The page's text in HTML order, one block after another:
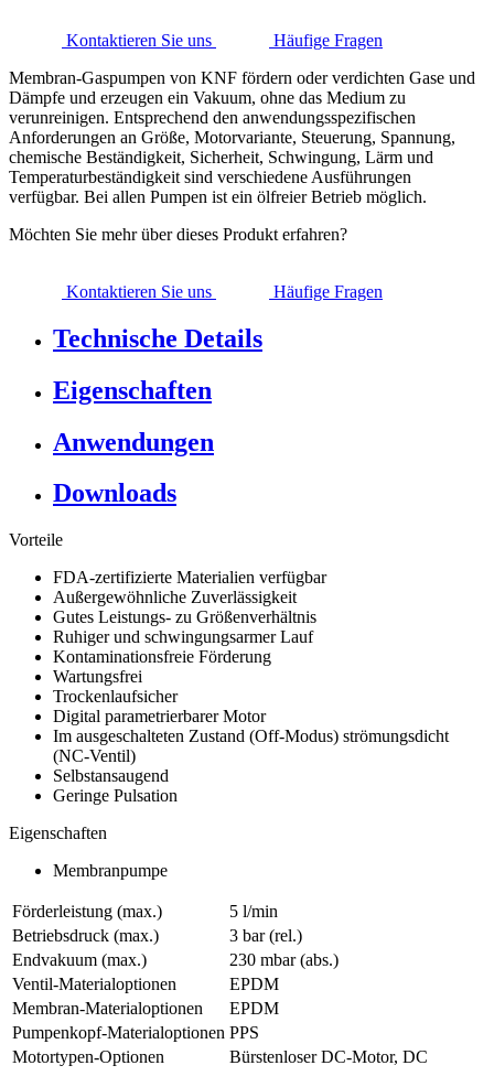
Kontaktieren Sie uns
Häufige Fragen
Membran-Gaspumpen von KNF fördern oder verdichten Gase und
Dämpfe und erzeugen ein Vakuum, ohne das Medium zu
verunreinigen. Entsprechend den anwendungsspezifischen
Anforderungen an Größe, Motorvariante, Steuerung, Spannung,
chemische Beständigkeit, Sicherheit, Schwingung, Lärm und
Temperaturbeständigkeit sind verschiedene Ausführungen
verfügbar. Bei allen Pumpen ist ein ölfreier Betrieb möglich.
Möchten Sie mehr über dieses Produkt erfahren?
Kontaktieren Sie uns Häufige Fragen
Technische Details
Eigenschaften
Anwendungen
Downloads
Vorteile
FDA-zertifizierte Materialien verfügbar
Außergewöhnliche Zuverlässigkeit
Gutes Leistungs- zu Größenverhältnis
Ruhiger und schwingungsarmer Lauf
Kontaminationsfreie Förderung
Wartungsfrei
Trockenlaufsicher
Digital parametrierbarer Motor
Im ausgeschalteten Zustand (Off-Modus) strömungsdicht
(NC-Ventil)
Selbstansaugend
Geringe Pulsation
Eigenschaften
Membranpumpe
Förderleistung (max.)
5 l/min
Betriebsdruck (max.)
3 bar (rel.)
Endvakuum (max.)
230 mbar (abs.)
Ventil-Materialoptionen
EPDM
Membran-Materialoptionen
EPDM
Pumpenkopf‑Materialoptionen PPS
Motortypen-Optionen
Bürstenloser DC-Motor, DC